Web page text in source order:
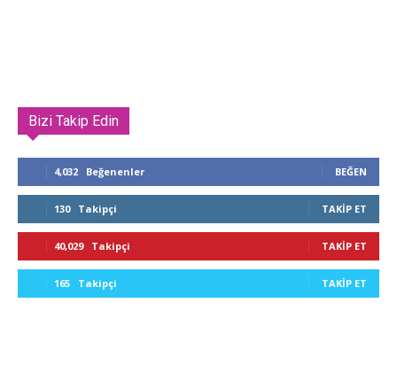
Bizi Takip Edin
4,032 Beğenenler BEĞEN
130 Takipçi TAKIP ET
40,029 Takipçi TAKIP ET
165 Takipçi TAKIP ET